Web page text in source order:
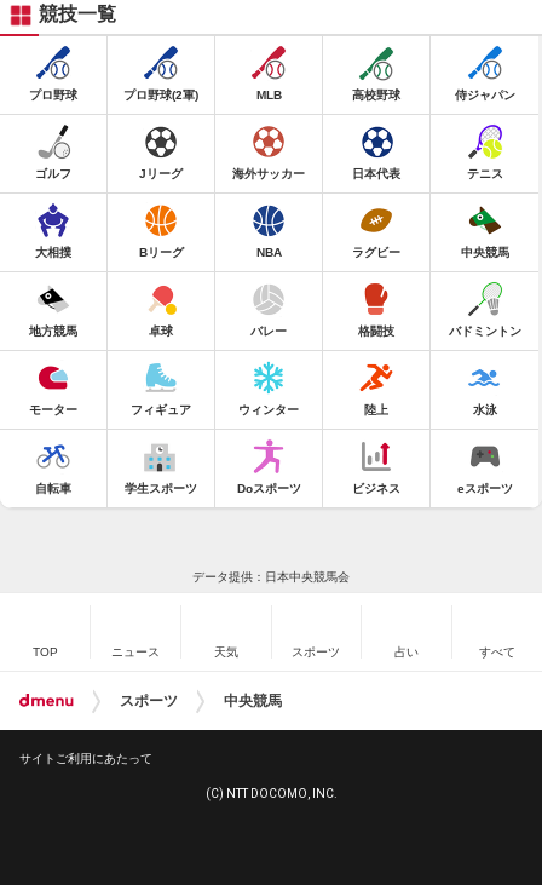
競技一覧
プロ野球 プロ野球(2軍) MLB 高校野球 侍ジャパン
ゴルフ Jリーグ 海外サッカー 日本代表 テニス
大相撲 Bリーグ NBA ラグビー 中央競馬
地方競馬 卓球 バレー 格闘技 バドミントン
モーター フィギュア ウィンター 陸上 水泳
自転車 学生スポーツ Doスポーツ ビジネス eスポーツ
データ提供：日本中央競馬会
TOP ニュース 天気 スポーツ 占い すべて
スポーツ 中央競馬
サイトご利用にあたって
(C) NTT DOCOMO, INC.